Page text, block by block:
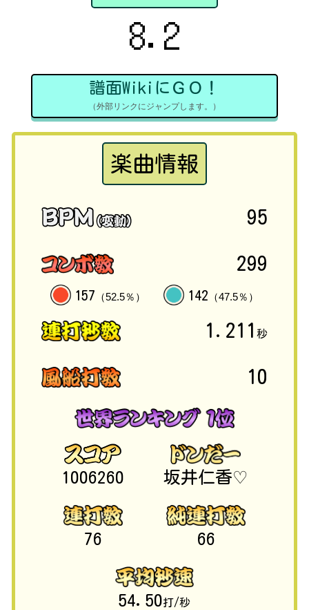
8.2
譜面WikiにＧＯ！
（外部リンクにジャンプします。）
楽曲情報
95
299
157 （52.5％） 142 （47.5％）
1.211 秒
10
1006260 坂井仁香♡
76 66
54.50打/秒